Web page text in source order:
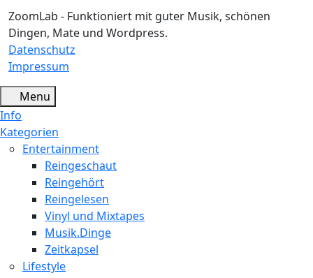
ZoomLab - Funktioniert mit guter Musik, schönen
Dingen, Mate und Wordpress.
Datenschutz
Impressum
Menu
Info
Kategorien
Entertainment
Reingeschaut
Reingehört
Reingelesen
Vinyl und Mixtapes
Musik.Dinge
Zeitkapsel
Lifestyle